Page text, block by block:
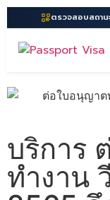
ตรวจสอบสถาน
Home
บริการ
คู่มือ
บริการ
ทำงาน